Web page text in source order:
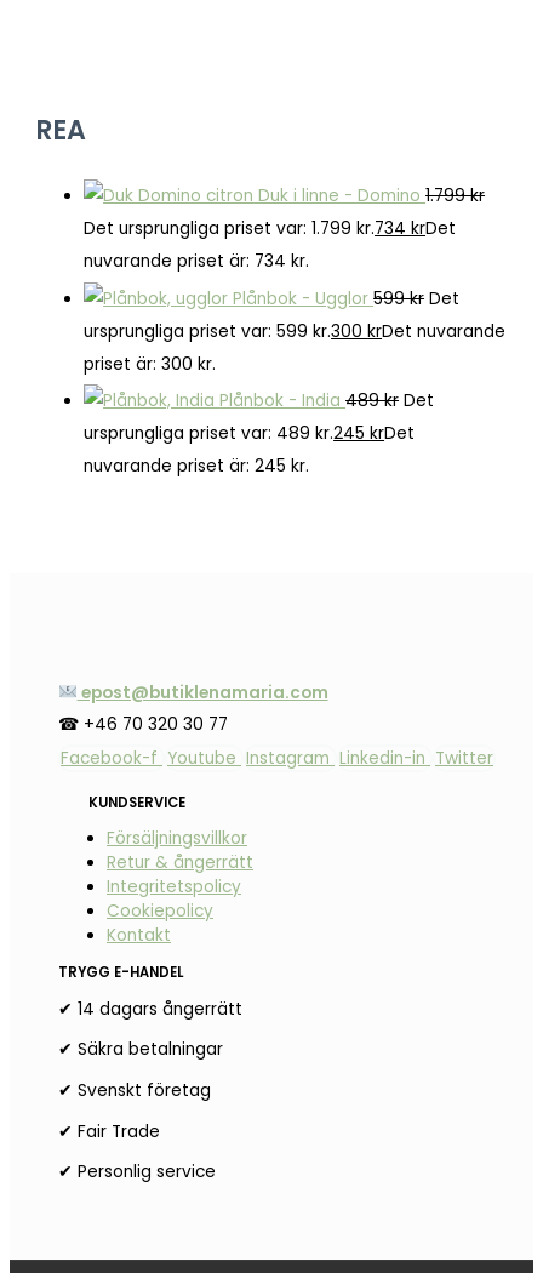
REA
Duk i linne - Domino 1.799kr
Det ursprungliga priset var: 1.799 kr.734krDet
nuvarande priset är: 734 kr.
Plånbok - Ugglor 599kr Det
ursprungliga priset var: 599 kr.300krDet nuvarande
priset är: 300 kr.
Plånbok - India 489kr Det
ursprungliga priset var: 489 kr.245krDet
nuvarande priset är: 245 kr.
epost@butiklenamaria.com
☎ +46 70 320 30 77
Facebook-f Youtube Instagram Linkedin-in Twitter
KUNDSERVICE
Försäljningsvillkor
Retur & ångerrätt
Integritetspolicy
Cookiepolicy
Kontakt
TRYGG E-HANDEL
✔ 14 dagars ångerrätt
✔ Säkra betalningar
✔ Svenskt företag
✔ Fair Trade
✔ Personlig service